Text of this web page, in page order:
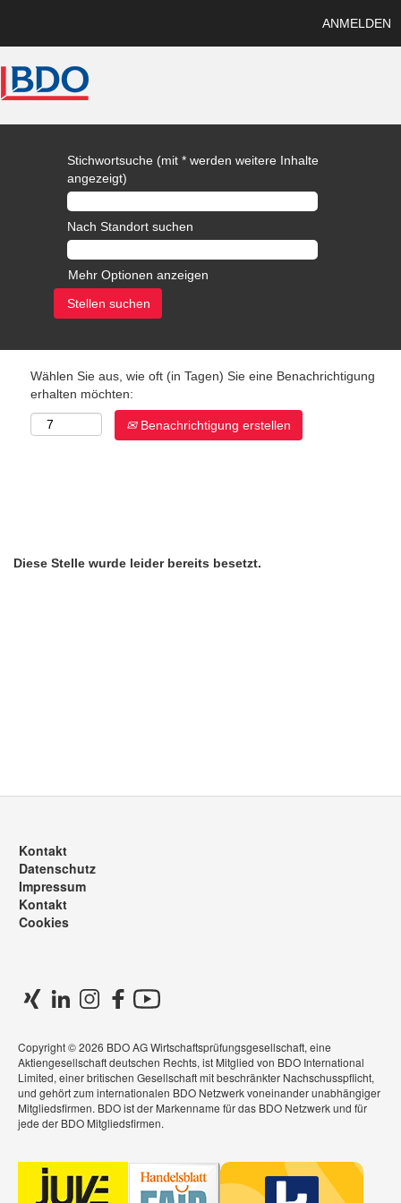
ANMELDEN
Stichwortsuche (mit * werden weitere Inhalte
angezeigt)
Nach Standort suchen
Mehr Optionen anzeigen
Wählen Sie aus, wie oft (in Tagen) Sie eine Benachrichtigung
erhalten möchten:
Benachrichtigung erstellen
Diese Stelle wurde leider bereits besetzt.
Kontakt
Datenschutz
Impressum
Kontakt
Cookies
Copyright © 2026 BDO AG Wirtschaftsprüfungsgesellschaft, eine
Aktiengesellschaft deutschen Rechts, ist Mitglied von BDO International
Limited, einer britischen Gesellschaft mit beschränkter Nachschusspflicht,
und gehört zum internationalen BDO Netzwerk voneinander unabhängiger
Mitgliedsfirmen. BDO ist der Markenname für das BDO Netzwerk und für
jede der BDO Mitgliedsfirmen.